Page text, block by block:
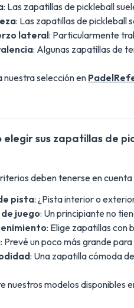
: Las zapatillas de pickleball
: Las zapatillas de pickleball
lateral: Particularmente
: Algunas zapatillas de
nuestra selección en
elegir sus zapatillas de
deben tenerse en
pista: ¿Pista interior o
juego: Un principiante no
: Elige zapatillas con
: Prevé un poco más grande
: Una zapatilla cómoda
nuestros modelos disponibles